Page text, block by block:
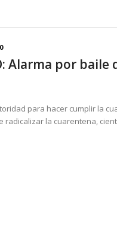
0
Alarma por
para hacer cumplir la
radicalizar la cuarentena,